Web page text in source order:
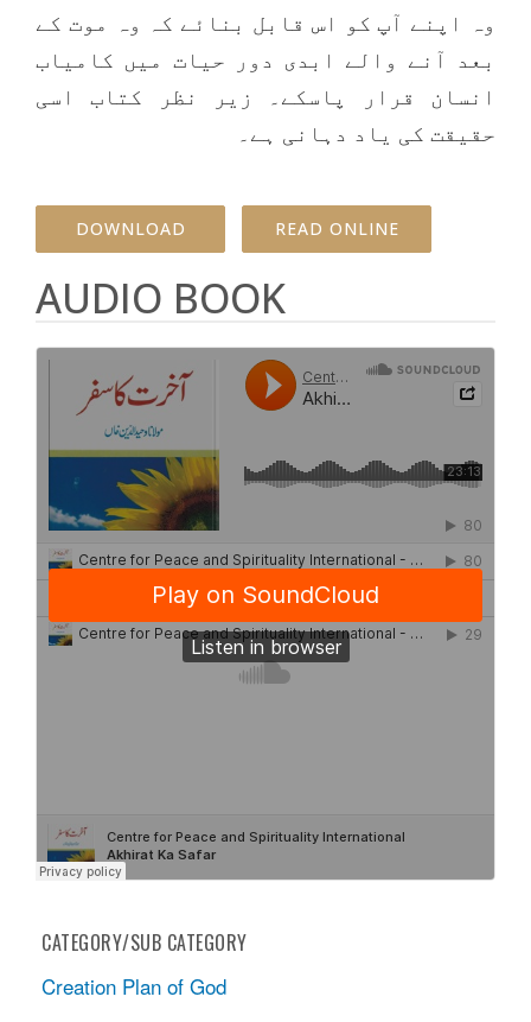
وہ اپنے آپ کو اس قابل بنائے کہ وہ موت کے
بعد آنے والے ابدی دور حیات میں کامیاب
انسان قرار پاسکے۔ زیر نظر کتاب اسی
حقیقت کی یاد دہانی ہے۔
DOWNLOAD READ ONLINE
AUDIO BOOK
CATEGORY/SUB CATEGORY
Creation Plan of God